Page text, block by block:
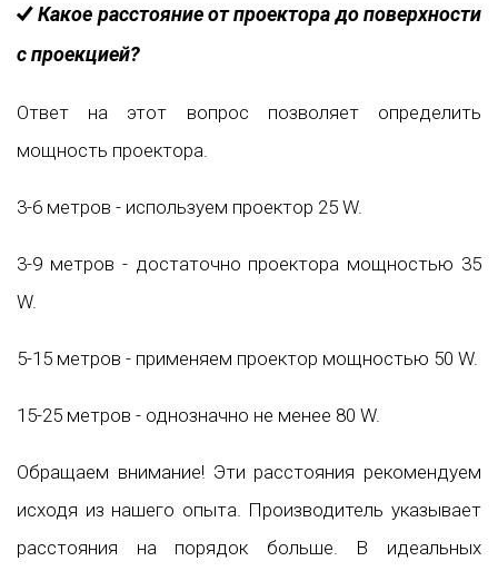
Какое расстояние от проектора до поверхности
с проекцией?
Ответ на этот вопрос позволяет определить
мощность проектора.
3-6 метров - используем проектор 25 W.
3-9 метров - достаточно проектора мощностью 35
W.
5-15 метров - применяем проектор мощностью 50 W.
15-25 метров - однозначно не менее 80 W.
Обращаем внимание! Эти расстояния рекомендуем
исходя из нашего опыта. Производитель указывает
расстояния на порядок больше. В идеальных